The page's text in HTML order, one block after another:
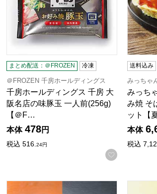
気に入りに登録する
まとめ配送：＠FROZEN 冷凍
＠FROZEN 千房ホールディングス
千房ホールディングス 千房 大
阪名店の味豚玉 一人前(256g)
【＠F…
本体 478円
税込 516.24円
お気に入り
送料込み
みっちゃ
みっち
み焼 そ
ット【
本体
税込
お好み焼セット【夏の贈りもの・お中元】
元祖たこ昌 たこ昌のたこ焼＆明石焼セッ
松屋